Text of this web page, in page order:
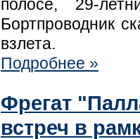
полосе, 29-
Бортпроводник
взлета.
Подробнее »
Фрегат
встреч в